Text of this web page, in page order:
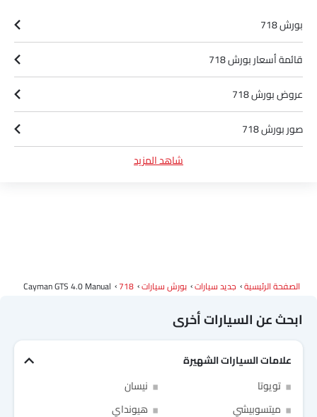
بورش 718
قائمة أسعار بورش 718
عروض بورش 718
صور بورش 718
شاهد المزيد
الصفحة الرئيسية جديد سيارات بورش سيارات 718
Cayman GTS 4.0 Manual
ابحث عن السيارات أخرى
علامات السيارات الشهيرة
تويوتا
نيسان
ميتسوبيشي
هيونداي